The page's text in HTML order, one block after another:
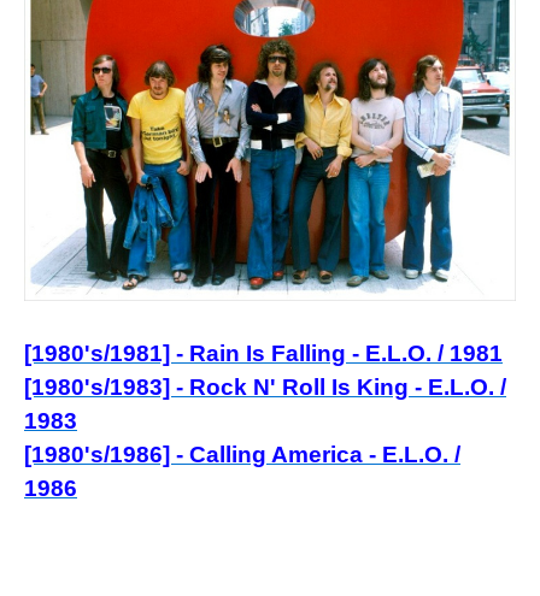
[1980's/1981] - Rain Is Falling - E.L.O. / 1981
[1980's/1983] - Rock N' Roll Is King - E.L.O. /
1983
[1980's/1986] - Calling America - E.L.O. /
1986